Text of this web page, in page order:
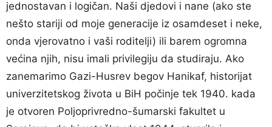
jednostavan i logičan. Naši djedovi i nane (ako ste
nešto stariji od moje generacije iz osamdeset i neke,
onda vjerovatno i vaši roditelji) ili barem ogromna
većina njih, nisu imali privilegiju da studiraju. Ako
zanemarimo Gazi-Husrev begov Hanikaf, historijat
univerzitetskog života u BiH počinje tek 1940. kada
je otvoren Poljoprivredno-šumarski fakultet u